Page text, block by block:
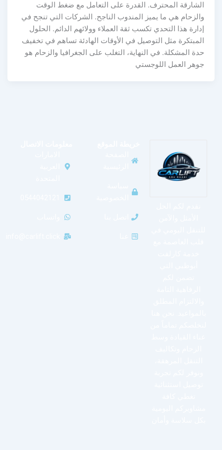
الشارقة المحترف. القدرة على التعامل مع ضغط الوقت
والزحام هي ما يميز المندوب الناجح. الشركات التي تنجح في
إدارة هذا التحدي تكسب ثقة العملاء وولائهم الدائم. الحلول
المبتكرة مثل التوصيل في الأوقات الهادئة تساهم في تخفيف
حدة المشكلة. في النهاية، التغلب على الجغرافيا والزحام هو
جوهر العمل اللوجستي